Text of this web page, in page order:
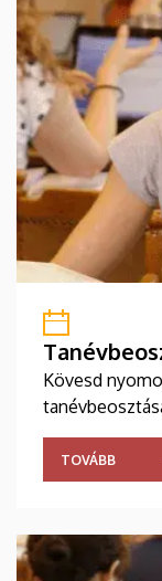
Kövesd
TOVÁBB